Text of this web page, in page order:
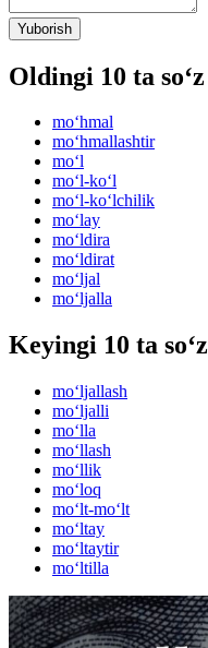
Yuborish
Oldingi 10 ta so‘z
mo‘hmal
mo‘hmallashtir
mo‘l
mo‘l-ko‘l
mo‘l-ko‘lchilik
mo‘lay
mo‘ldira
mo‘ldirat
mo‘ljal
mo‘ljalla
Keyingi 10 ta so‘z
mo‘ljallash
mo‘ljalli
mo‘lla
mo‘llash
mo‘llik
mo‘loq
mo‘lt-mo‘lt
mo‘ltay
mo‘ltaytir
mo‘ltilla